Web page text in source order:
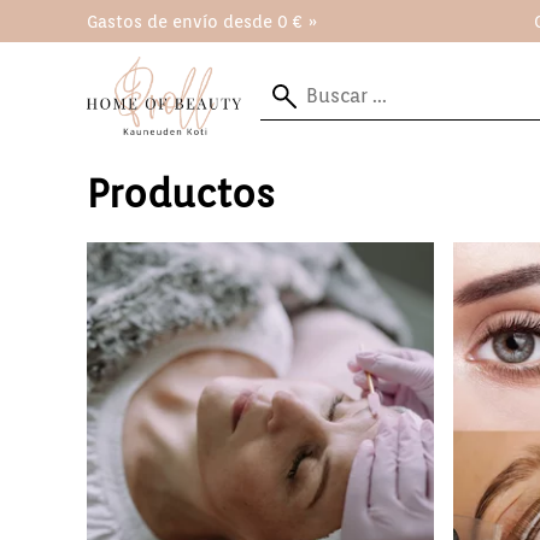
Gastos de envío desde 0 € »
Productos